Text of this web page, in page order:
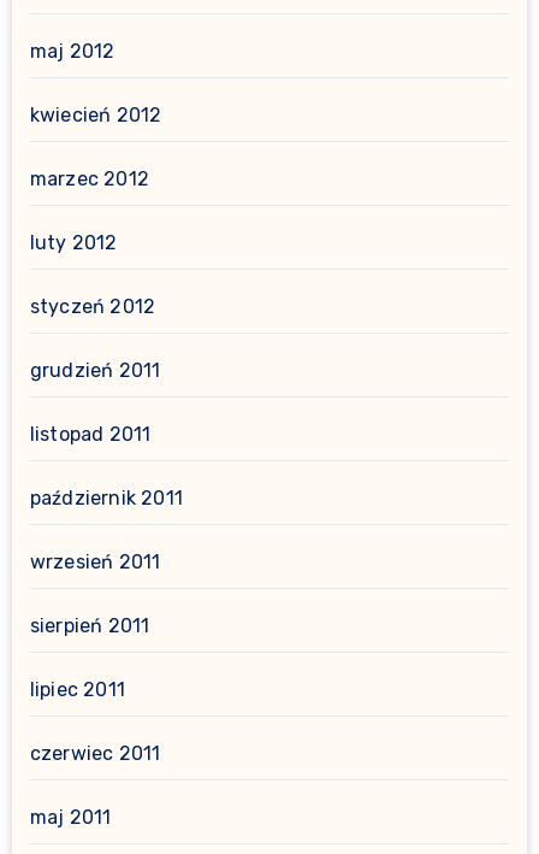
maj 2012
kwiecień 2012
marzec 2012
luty 2012
styczeń 2012
grudzień 2011
listopad 2011
październik 2011
wrzesień 2011
sierpień 2011
lipiec 2011
czerwiec 2011
maj 2011